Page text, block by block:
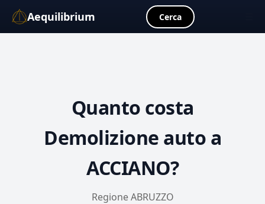
Aequilibrium Cerca
Quanto costa
Demolizione auto a
ACCIANO?
Regione ABRUZZO